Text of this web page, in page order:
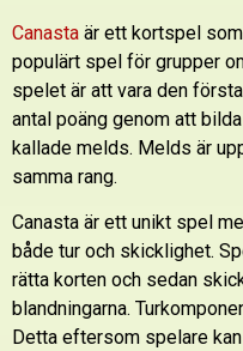
Canasta är ett kortspel
populärt spel för grupper
spelet är att vara den
antal poäng genom att
kallade melds. Melds är
samma rang.
Canasta är ett unikt spel
både tur och skicklighet.
rätta korten och sedan
blandningarna.
Detta eftersom spelare